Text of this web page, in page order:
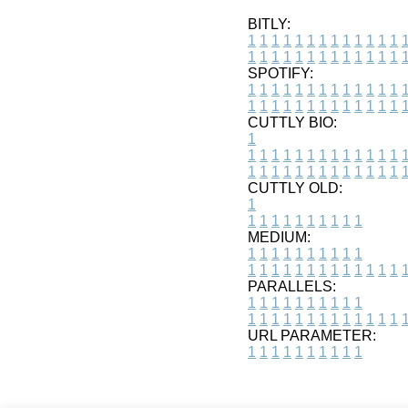
BITLY:
1 1 1 1 1 1 1 1 1 1 1 1 1 1
1 1 1 1 1 1 1 1 1 1 1 1 1 1
SPOTIFY:
1 1 1 1 1 1 1 1 1 1 1 1 1 1
1 1 1 1 1 1 1 1 1 1 1 1 1 1
CUTTLY BIO:
1
1 1 1 1 1 1 1 1 1 1 1 1 1 1
1 1 1 1 1 1 1 1 1 1 1 1 1 1
CUTTLY OLD:
1
1 1 1 1 1 1 1 1 1 1
MEDIUM:
1 1 1 1 1 1 1 1 1 1
1 1 1 1 1 1 1 1 1 1 1 1 1 1
PARALLELS:
1 1 1 1 1 1 1 1 1 1
1 1 1 1 1 1 1 1 1 1 1 1 1 1
URL PARAMETER:
1 1 1 1 1 1 1 1 1 1